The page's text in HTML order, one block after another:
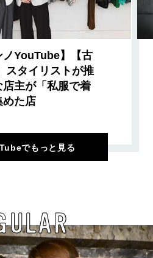
ノYouTube】【古
スタイリストが推
主が「私服で着
めた店
でもっと見る